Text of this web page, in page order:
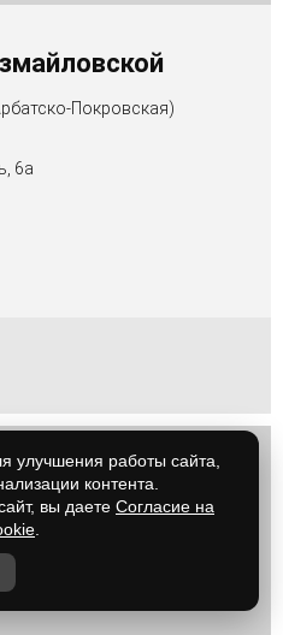
Покровская)
6а
улучшения работы сайта,
контента.
вы даете Согласие на